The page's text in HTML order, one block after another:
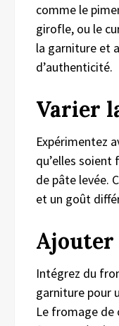
comme le
girofle, ou le
la garniture et
d’authenticité.
Varier
Expérimentez
qu’elles soient
de pâte levée.
et un goût
Ajouter
Intégrez du
garniture pour
Le fromage de